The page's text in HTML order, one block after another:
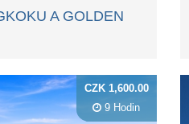
A GOLDEN
CZK 1,600.00
9 Hodin